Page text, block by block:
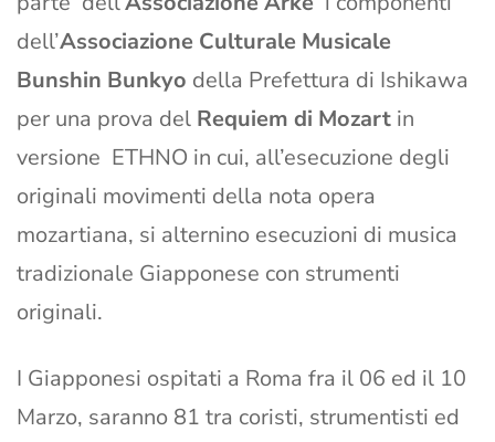
dell’Associazione Culturale Musicale
Bunshin Bunkyo della Prefettura di Ishikawa
per una prova del Requiem di Mozart in
versione ETHNO in cui, all’esecuzione degli
originali movimenti della nota opera
mozartiana, si alternino esecuzioni di musica
tradizionale Giapponese con strumenti
originali.
I Giapponesi ospitati a Roma fra il 06 ed il 10
Marzo, saranno 81 tra coristi, strumentisti ed